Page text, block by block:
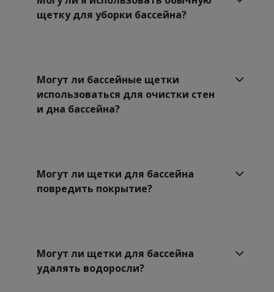
щетку для уборки бассейна?
Могут ли бассейные щетки
использоваться для очистки стен
и дна бассейна?
Могут ли щетки для бассейна
повредить покрытие?
Могут ли щетки для бассейна
удалять водоросли?